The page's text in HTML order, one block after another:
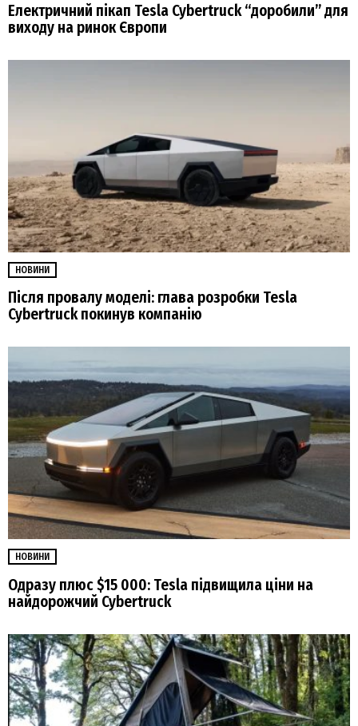
Електричний пікап Tesla Cybertruck “доробили” для
виходу на ринок Європи
НОВИНИ
Після провалу моделі: глава розробки Tesla
Cybertruck покинув компанію
НОВИНИ
Одразу плюс $15 000: Tesla підвищила ціни на
найдорожчий Cybertruck